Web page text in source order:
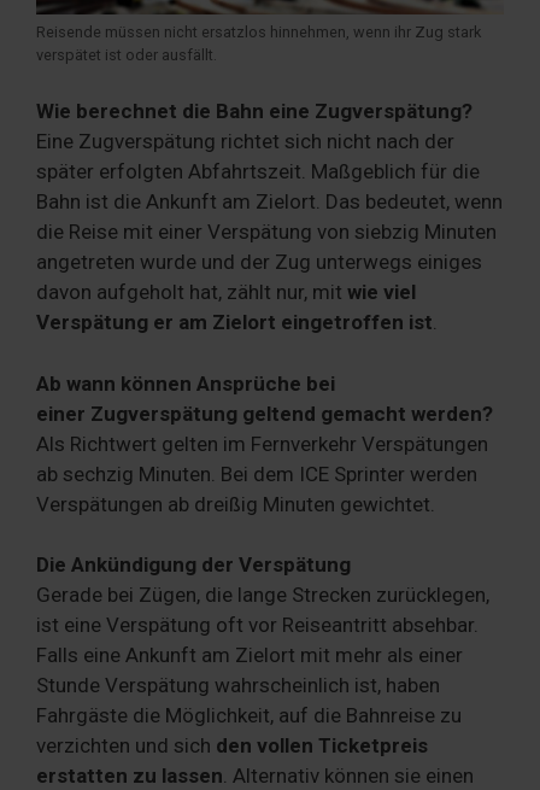
Reisende müssen nicht ersatzlos hinnehmen, wenn ihr Zug stark
verspätet ist oder ausfällt.
Wie berechnet die Bahn eine Zugverspätung?
Eine Zugverspätung richtet sich nicht nach der
später erfolgten Abfahrtszeit. Maßgeblich für die
Bahn ist die Ankunft am Zielort. Das bedeutet, wenn
die Reise mit einer Verspätung von siebzig Minuten
angetreten wurde und der Zug unterwegs einiges
davon aufgeholt hat, zählt nur, mit wie viel
Verspätung er am Zielort eingetroffen ist.
Ab wann können Ansprüche bei
einer Zugverspätung geltend gemacht werden?
Als Richtwert gelten im Fernverkehr Verspätungen
ab sechzig Minuten. Bei dem ICE Sprinter werden
Verspätungen ab dreißig Minuten gewichtet.
Die Ankündigung der Verspätung
Gerade bei Zügen, die lange Strecken zurücklegen,
ist eine Verspätung oft vor Reiseantritt absehbar.
Falls eine Ankunft am Zielort mit mehr als einer
Stunde Verspätung wahrscheinlich ist, haben
Fahrgäste die Möglichkeit, auf die Bahnreise zu
verzichten und sich den vollen Ticketpreis
erstatten zu lassen. Alternativ können sie einen